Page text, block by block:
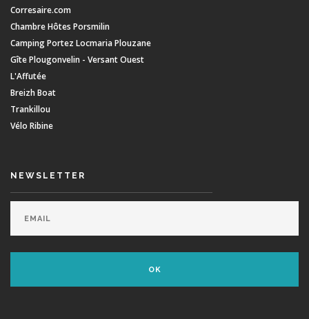
Corresaire.com
Chambre Hôtes Porsmilin
Camping Portez Locmaria Plouzane
Gîte Plougonvelin - Versant Ouest
L'Affutée
Breizh Boat
Trankillou
Vélo Ribine
NEWSLETTER